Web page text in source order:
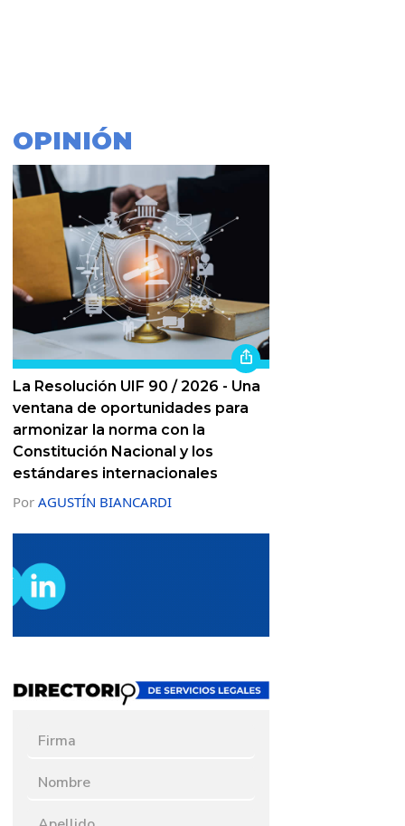
OPINIÓN
La Resolución UIF 90 / 2026 - Una
ventana de oportunidades para
armonizar la norma con la
Constitución Nacional y los
estándares internacionales
Por AGUSTÍN BIANCARDI